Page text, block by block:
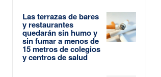
Las terrazas de bares
y restaurantes
quedarán sin humo y
sin fumar a menos de
15 metros de colegios
y centros de salud